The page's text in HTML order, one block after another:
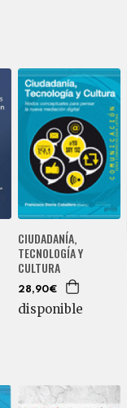
CIUDADANÍA,
TECNOLOGÍA Y
CULTURA
28,90€
disponible